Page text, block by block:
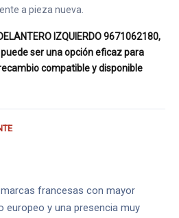
a pieza nueva.
IZQUIERDO 9671062180,
ser una opción eficaz para
compatible y disponible
francesas con mayor
europeo y una presencia muy